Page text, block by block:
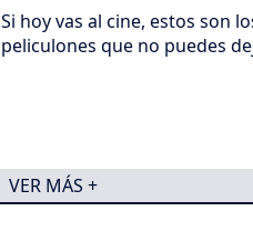
Si hoy vas al cine, estos son
peliculones que no puedes
VER MÁS +